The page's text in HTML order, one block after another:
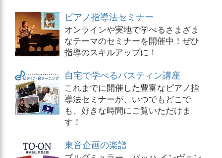
ピアノ指導法セミナー
オンラインや実地で学べるさまざま
なテーマのセミナーを開催中！ぜひ
指導のスキルアップに！
自宅で学べるバスティン講座
これまでに開催した豊富なピアノ指
導法セミナーが、いつでもどこで
も、好きな時間にご覧いただけま
す！
東音企画の楽譜